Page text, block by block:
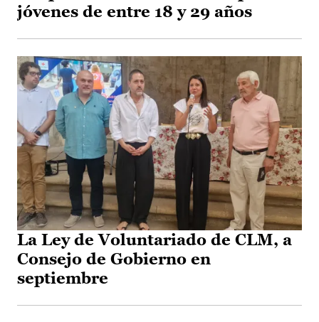
jóvenes de entre 18 y 29 años
La Ley de Voluntariado de CLM, a
Consejo de Gobierno en
septiembre